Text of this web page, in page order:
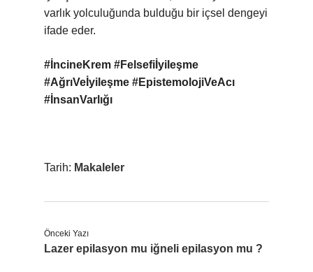
varlık yolculuğunda bulduğu bir içsel dengeyi
ifade eder.
#İncineKrem #Felsefiİyileşme
#AğrıVeİyileşme #EpistemolojiVeAcı
#İnsanVarlığı
Tarih: Makaleler
Önceki Yazı
Lazer epilasyon mu iğneli epilasyon mu ?